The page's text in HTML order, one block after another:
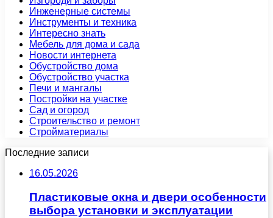
Инженерные системы
Инструменты и техника
Интересно знать
Мебель для дома и сада
Новости интернета
Обустройство дома
Обустройство участка
Печи и мангалы
Постройки на участке
Сад и огород
Строительство и ремонт
Стройматериалы
Последние записи
16.05.2026
Пластиковые окна и двери особенности
выбора установки и эксплуатации